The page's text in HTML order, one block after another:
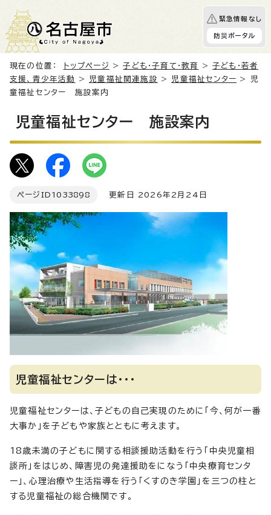
緊急情報なし
防災ポータル
現在の位置： トップページ >子ども・子育て・教育 >子ども・若者
支援、青少年活動
> 児童福祉関連施設 > 児童福祉センター > 児
童福祉センター 施設案内
児童福祉センター 施設案内
ページID 1033898 更新日 2026年2月24日
児童福祉センターは・・・
児童福祉センターは、子どもの自己実現のために「今、何が一番
大事か」を子どもや家族とともに考えます。
18歳未満の子どもに関する相談援助活動を行う「中央児童相
談所」をはじめ、障害児の発達援助をになう「中央療育センタ
ー」、心理治療や生活指導を行う「くすのき学園」を三つの柱と
する児童福祉の総合機関です。